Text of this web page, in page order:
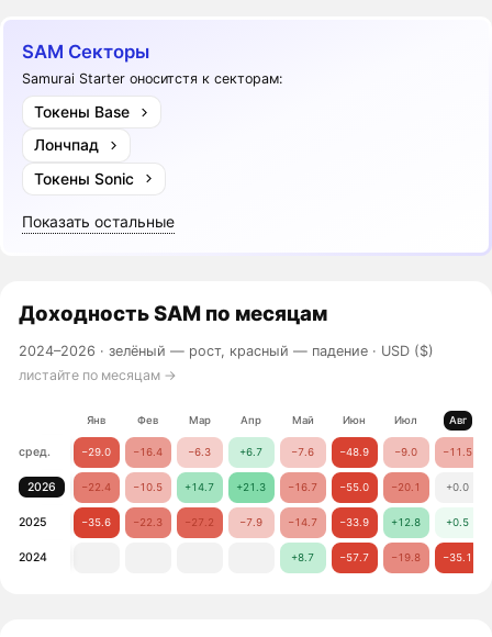
SAM Секторы
Samurai Starter оноситстя к секторам:
Токены Base
Лончпад
Токены Sonic
Показать остальные
ДоходностьSAM по месяцам
2024–2026 ·зелёный — рост, красный — падение · USD ($)
листайте по месяцам →
Янв Фев Мар Апр Май Июн Июл Авг
сред. −29.0 −16.4 −6.3 +6.7 −7.6 −48.9 −9.0 −11.5
2026 −22.4 −10.5 +14.7 +21.3 −16.7 −55.0 −20.1 +0.0
2025 −35.6 −22.3 −27.2 −7.9 −14.7 −33.9 +12.8 +0.5
2024 +8.7 −57.7 −19.8 −35.1